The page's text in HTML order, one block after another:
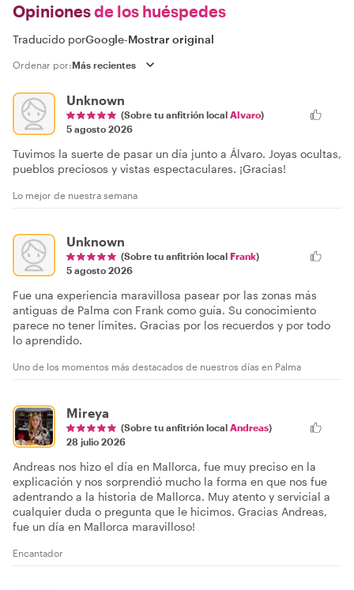
Opinionesde los huéspedes
Traducido porGoogle-Mostrar original
Ordenar por:
Unknown
(Sobre tu anfitrión local Alvaro)
5 agosto 2026
Tuvimos la suerte de pasar un día junto a Álvaro. Joyas ocultas,
pueblos preciosos y vistas espectaculares. ¡Gracias!
Lo mejor de nuestra semana
Unknown
(Sobre tu anfitrión local Frank)
5 agosto 2026
Fue una experiencia maravillosa pasear por las zonas más
antiguas de Palma con Frank como guía. Su conocimiento
parece no tener límites. Gracias por los recuerdos y por todo
lo aprendido.
Uno de los momentos más destacados de nuestros días en Palma
Mireya
(Sobre tu anfitrión local Andreas)
28 julio 2026
Andreas nos hizo el día en Mallorca, fue muy preciso en la
explicación y nos sorprendió mucho la forma en que nos fue
adentrando a la historia de Mallorca. Muy atento y servicial a
cualquier duda o pregunta que le hicimos. Gracias Andreas,
fue un día en Mallorca maravilloso!
Encantador